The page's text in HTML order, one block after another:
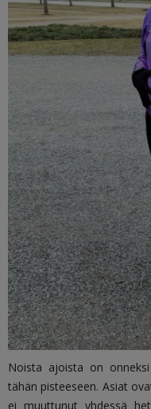
Noista ajoista on
tähän pisteeseen. Asiat
ei muuttunut yhdessä